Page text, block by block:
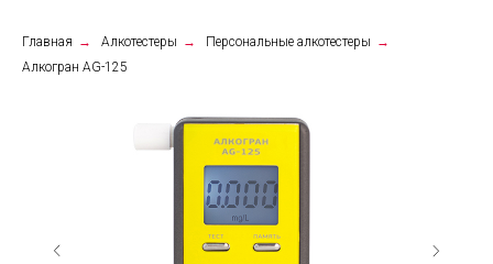
Главная → Алкотестеры → Персональные алкотестеры →
Алкогран АG-125